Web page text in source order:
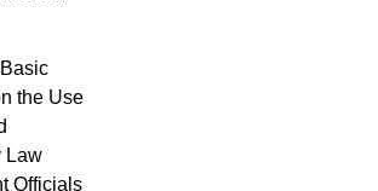
the Use
Law
Officials